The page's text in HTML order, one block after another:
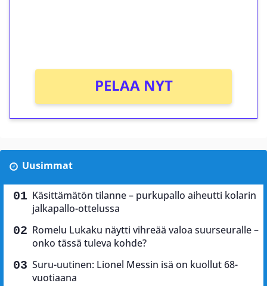
PELAA NYT
Uusimmat
Käsittämätön tilanne – purkupallo aiheutti kolarin
jalkapallo-ottelussa
Romelu Lukaku näytti vihreää valoa suurseuralle –
onko tässä tuleva kohde?
Suru-uutinen: Lionel Messin isä on kuollut 68-
vuotiaana